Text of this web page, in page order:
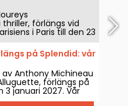
thriller, förlängs vid
i Paris till den 23
från
på Splendid: vår
Anthony Michineau
förlängs på
3 januari 2027. Vår